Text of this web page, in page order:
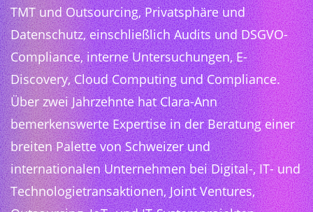
TMT und Outsourcing, Privatsphäre und
Datenschutz, einschließlich Audits und DSGVO-
Compliance, interne Untersuchungen, E-
Discovery, Cloud Computing und Compliance.
Über zwei Jahrzehnte hat Clara-Ann
bemerkenswerte Expertise in der Beratung einer
breiten Palette von Schweizer und
internationalen Unternehmen bei Digital-, IT- und
Technologietransaktionen, Joint Ventures,